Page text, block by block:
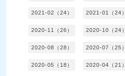
2021-02（24） 2021-01（24）
2020-11（26） 2020-10（24）
2020-08（28） 2020-07（25）
2020-05（18） 2020-04（21）